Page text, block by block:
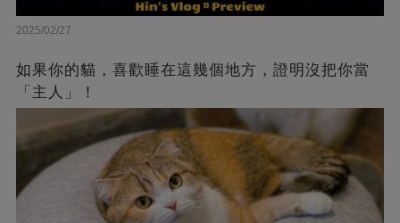
2025/02/27
如果你的貓，喜歡睡在這幾個地方，證明沒把你當
「主人」！